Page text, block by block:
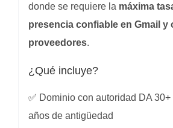
donde se requiere la máxima
presencia confiable en Gmail y
proveedores.
¿Qué incluye?
✅ Dominio con autoridad DA 30+
años de antigüedad